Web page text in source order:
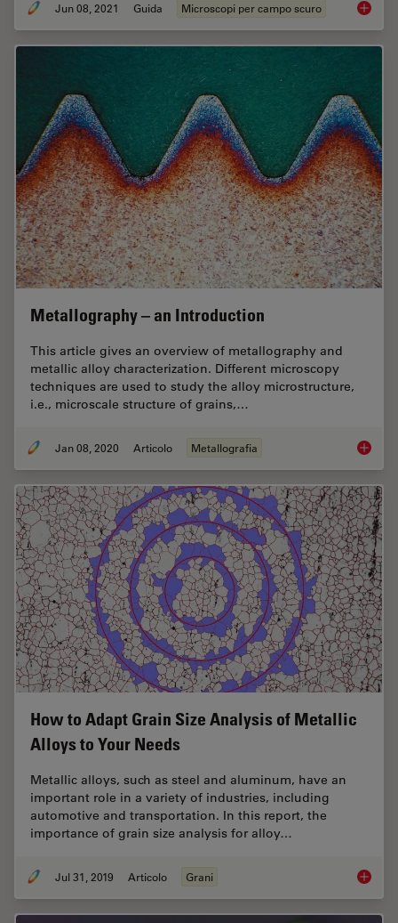
Jun 08, 2021 Guida Microscopi per campo scuro
Metallography – an Introduction
This article gives an overview of metallography and
metallic alloy characterization. Different microscopy
techniques are used to study the alloy microstructure,
i.e., microscale structure of grains,…
Jan 08, 2020 Articolo Metallografia
How to Adapt Grain Size Analysis of Metallic
Alloys to Your Needs
Metallic alloys, such as steel and aluminum, have an
important role in a variety of industries, including
automotive and transportation. In this report, the
importance of grain size analysis for alloy…
Jul 31, 2019 Articolo Grani How to